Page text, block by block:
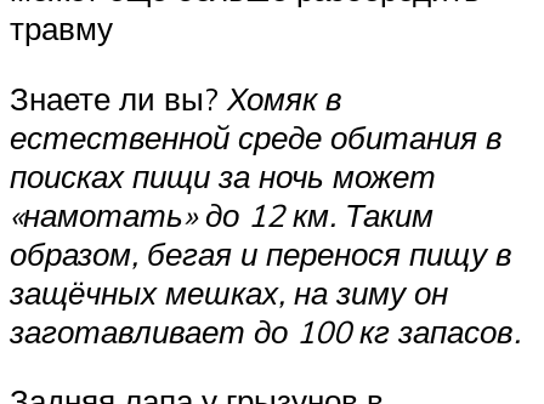
травму
Знаете ли вы? Хомяк в
естественной среде обитания в
поисках пищи за ночь может
«намотать» до 12 км. Таким
образом, бегая и перенося пищу в
защёчных мешках, на зиму он
заготавливает до 100 кг запасов.